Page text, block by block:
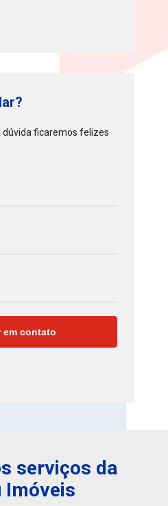
ficaremos felizes
serviços da
Imóveis